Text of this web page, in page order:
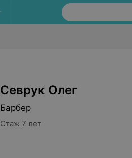
Севрук Олег
Барбер
Стаж 7 лет